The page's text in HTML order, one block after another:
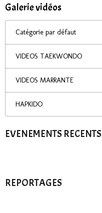
Galerie vidéos
Catégorie par défaut
VIDEOS TAEKWONDO
VIDEOS MARRANTE
HAPKIDO
EVENEMENTS RECENTS
REPORTAGES